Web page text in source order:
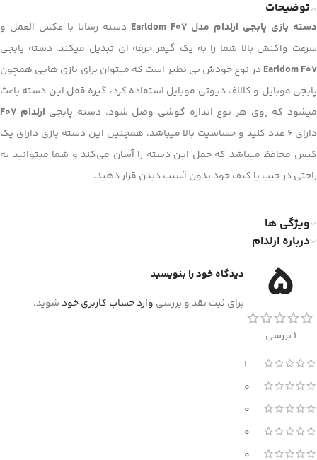
توضیحات
دسته بازی پابجی ارلدام مدل Earldom F07
دسته رسانا با عکس العمل و
سرعت واکنش بالا شما را به یک گیمر حرفه ای تبدیل میکند. دسته پابجی
Earldom F07در نوع خودش بی نظیر است که میتوان برای بازی هایی همچون
پابجی موبایل و کالاف دیوتی موبایل استفاده کرد، گیره قفل این دسته باعث
میشود که روی هر نوع اندازه گوشی وصل شود. دسته پابجی ارلدام F07
دارای 6 عدد کلید و حساسیت بالا میباشد. همچنین این دسته بازی دارای یک
کیس محافظ میباشد که حمل این دسته را آسان می‌کند و شما میتوانید به
راحتی در جیب یا کیف خود بدون آسیب دیدن قرار دهید.
ویژگی ها
درباره ارلدام
5
1 بررسی
1
0
0
0
0
دیدگاه خود را بنویسید
برای ثبت نقد و بررسی وارد حساب کاربری خودشوید.